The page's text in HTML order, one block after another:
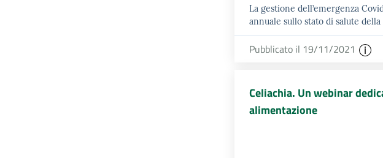
La gestione dell’emergenza
annuale sullo stato di salute
Pubblicato il 19/11/2021
Celiachia. Un webinar
alimentazione